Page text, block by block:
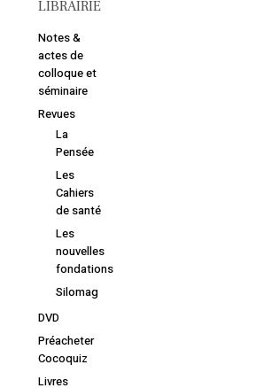
LIBRAIRIE
Notes &
actes de
colloque et
séminaire
Revues
La
Pensée
Les
Cahiers
de santé
Les
nouvelles
fondations
Silomag
DVD
Préacheter
Cocoquiz
Livres